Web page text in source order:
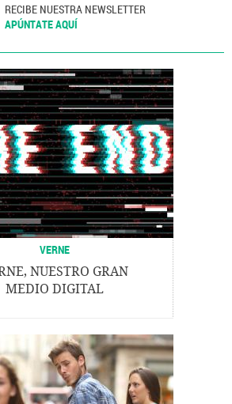
RECIBE NUESTRA NEWSLETTER
APÚNTATE AQUÍ
VERNE
NUESTRO GRAN
MEDIO DIGITAL